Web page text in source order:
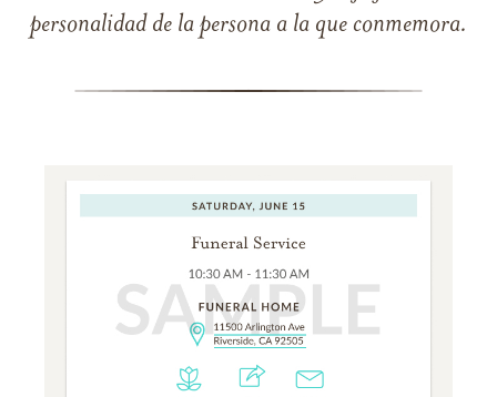
personalidad de la persona a la que conmemora.